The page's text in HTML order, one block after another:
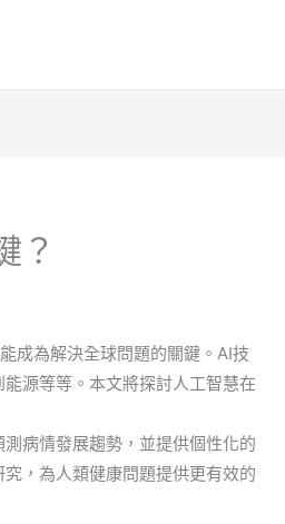
？
成為解決全球問題的關鍵。AI技
源等等。本文將探討人工智慧在
病情發展趨勢，並提供個性化的
，為人類健康問題提供更有效的